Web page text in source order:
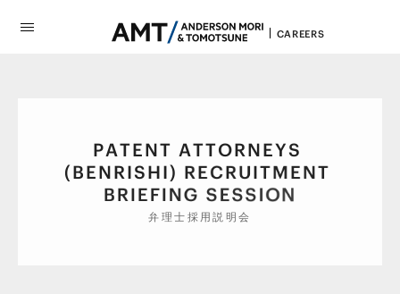
CAREERS
PATENT ATTORNEYS
(BENRISHI) RECRUITMENT
BRIEFING SESSION
弁理士採用説明会